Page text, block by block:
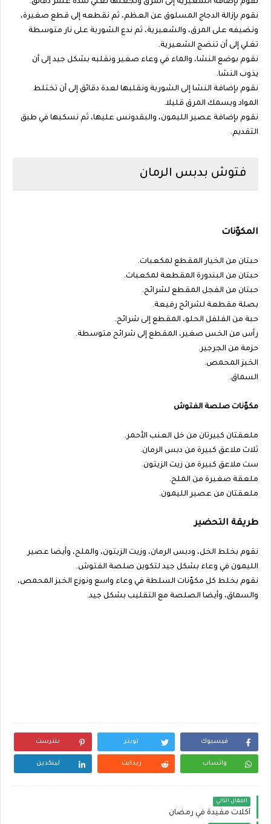
نقوم بإضافة الشعيرية إلى المرق ونجعلها تغلي لمدة عشر دقائق.
نقوم بإزالة الدجاج المسلوق عن العظم، ثم نقطعه إلى قطع صغيرة،
ونضيفه على المرق، والشعيرية، ثم ندع الشوربة على نار متوسطة
تغلي إلى أن تنضج الشعيرية.
نقوم بوضع النشا، والماء في وعاء صغير ونقلبه بشكل جيد إلى أن
يذوب النشا.
نقوم بإضافة النشا إلى الشوربة ونقلبها لعدة دقائق إلى أن تختلط
المواد ويسمك المرق قليلا.
نقوم بإضافة عصير الليمون، والبقدونس عليها، ثم نسكبها في طبق
التقديم.
فتوش بدبس الرمان
المكوّنات
حبتان من الخيار المقطع لمكعبات.
حبتان من البندورة المقطعة لمكعبات.
حبتان من الفجل المقطع لشرائح.
بصلة مقطعة لشرائح رفيعة.
حبة من الفلفل الحلو، المقطع إلى شرائح.
رأس من الخس صغير، المقطع إلى شرائح متوسطة.
حزمة من الجرجير.
الخبز المحمص.
السماق.
مكوّنات صلصة الفتوش
ملعقتان كبيرتان من خل العنب الأحمر.
ثلاث ملاعق كبيرة من دبس الرمان.
ست ملاعق كبيرة من زيت الزيتون.
ملعقة صغيرة من الملح.
ملعقتان من عصير الليمون.
طريقة التحضير
نقوم بخلط الخل، ودبس الرمان، وزيت الزيتون، والملح، وأيضا عصير
الليمون في وعاء بشكل جيد لتكوين صلصة الفتوش.
نقوم بخلط كل مكوّنات السلطة في وعاء واسع ونوزع الخبز المحمص،
والسماق، وأيضا الصلصة مع التقليب بشكل جيد.
فيسبوك تويتر بنترست
واتساب ريدايت لينكدين
المقال التالي
أكلات مفيدة في رمضان